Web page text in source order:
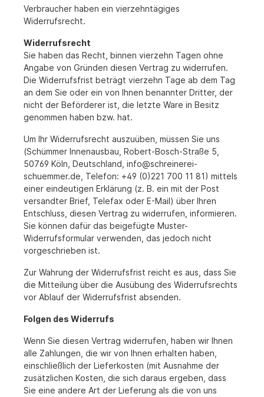
Verbraucher haben ein vierzehntägiges
Widerrufsrecht.
Widerrufsrecht
Sie haben das Recht, binnen vierzehn Tagen ohne
Angabe von Gründen diesen Vertrag zu widerrufen.
Die Widerrufsfrist beträgt vierzehn Tage ab dem Tag
an dem Sie oder ein von Ihnen benannter Dritter, der
nicht der Beförderer ist, die letzte Ware in Besitz
genommen haben bzw. hat.
Um Ihr Widerrufsrecht auszuüben, müssen Sie uns
(Schümmer Innenausbau, Robert-Bosch-Straße 5,
50769 Köln, Deutschland, info@schreinerei-
schuemmer.de, Telefon: +49 (0)221 700 11 81) mittels
einer eindeutigen Erklärung (z. B. ein mit der Post
versandter Brief, Telefax oder E-Mail) über Ihren
Entschluss, diesen Vertrag zu widerrufen, informieren.
Sie können dafür das beigefügte Muster-
Widerrufsformular verwenden, das jedoch nicht
vorgeschrieben ist.
Zur Wahrung der Widerrufsfrist reicht es aus, dass Sie
die Mitteilung über die Ausübung des Widerrufsrechts
vor Ablauf der Widerrufsfrist absenden.
Folgen des Widerrufs
Wenn Sie diesen Vertrag widerrufen, haben wir Ihnen
alle Zahlungen, die wir von Ihnen erhalten haben,
einschließlich der Lieferkosten (mit Ausnahme der
zusätzlichen Kosten, die sich daraus ergeben, dass
Sie eine andere Art der Lieferung als die von uns